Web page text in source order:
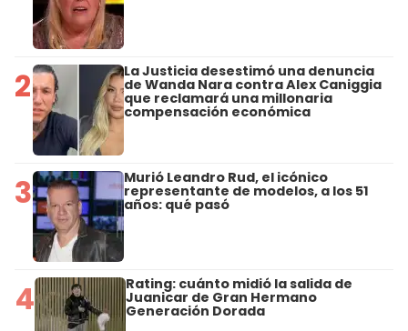
2 La Justicia desestimó una denuncia
de Wanda Nara contra Alex Caniggia
que reclamará una millonaria
compensación económica
3 Murió Leandro Rud, el icónico
representante de modelos, a los 51
años: qué pasó
4 Rating: cuánto midió la salida de
Juanicar de Gran Hermano
Generación Dorada